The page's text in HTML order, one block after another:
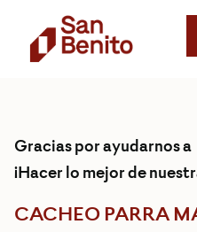
Gracias por ayudarnos a
¡Hacer lo mejor de
CACHEO PARRA